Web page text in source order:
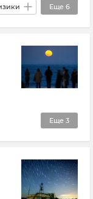
Еще 6
Еще 3